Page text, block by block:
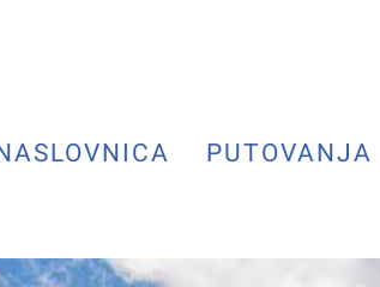
PUTOVANJA